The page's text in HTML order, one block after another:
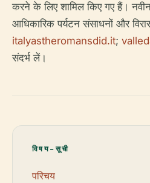
करने के लिए शामिल किए गए हैं।
आधिकारिक पर्यटन संसाधनों और
italyastheromansdid.it;
संदर्भ लें।
विषय-सूची
परिचय